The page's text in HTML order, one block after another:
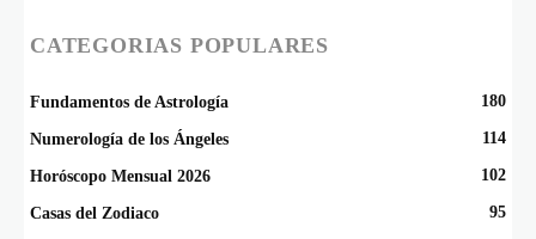
CATEGORIAS POPULARES
Fundamentos de Astrología 180
Numerología de los Ángeles 114
Horóscopo Mensual 2026 102
Casas del Zodiaco 95